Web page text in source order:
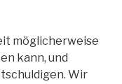
möglicherweise
kann, und
Wir